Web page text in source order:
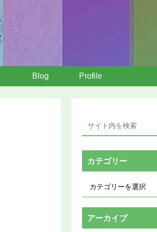
Blog Profile
カテゴリー
アーカイブ